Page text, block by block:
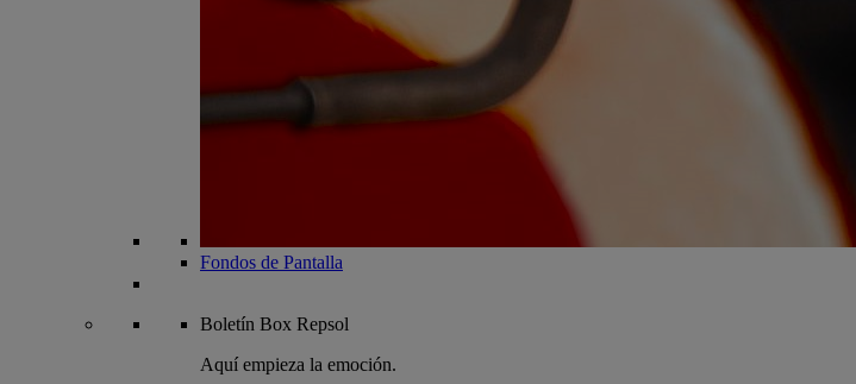
Fondos de Pantalla
Boletín Box Repsol
Aquí empieza la emoción.